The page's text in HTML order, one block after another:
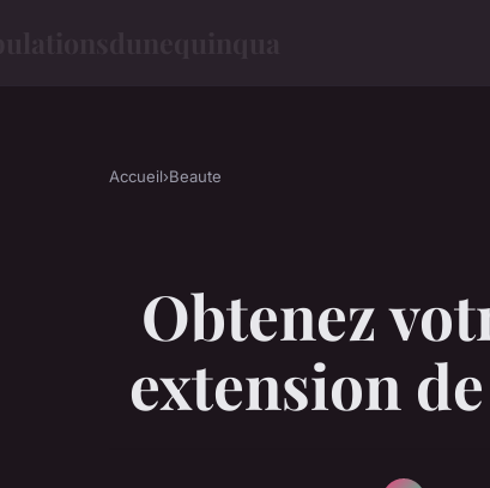
Accueil›Beaute
Obtenez
extension